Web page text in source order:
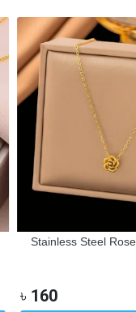
Stainless Steel Rose
160